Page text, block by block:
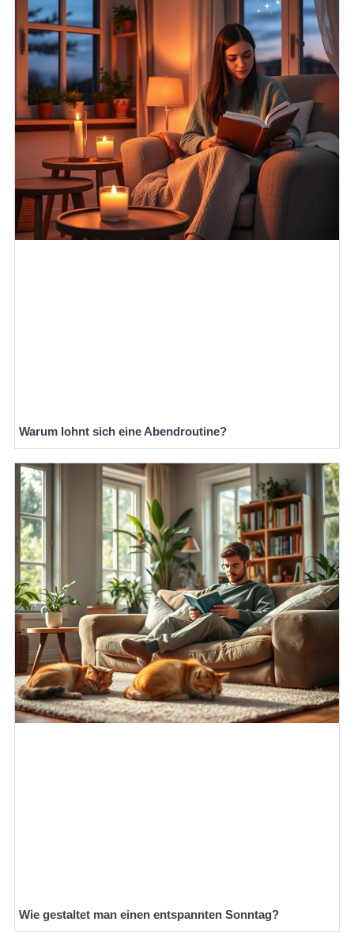
Warum lohnt sich eine Abendroutine?
Wie gestaltet man einen entspannten Sonntag?